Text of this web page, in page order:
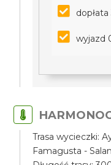
wyjazd
Trasa wycieczki:
Famagusta -